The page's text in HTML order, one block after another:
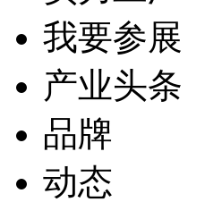
我要参展
产业头条
品牌
动态